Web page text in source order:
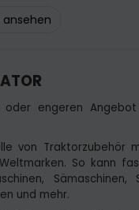
ansehen
engeren Angebot
von Traktorzubehör
So kann
Sämaschinen,
und mehr.